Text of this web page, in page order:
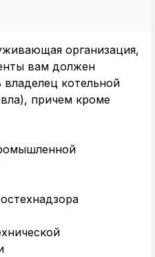
организация,
вам должен
владелец котельной
причем кроме